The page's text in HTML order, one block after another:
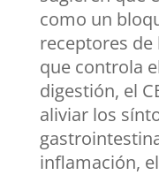
como un
receptores
que controla
digestión, el
aliviar los
inflamación,